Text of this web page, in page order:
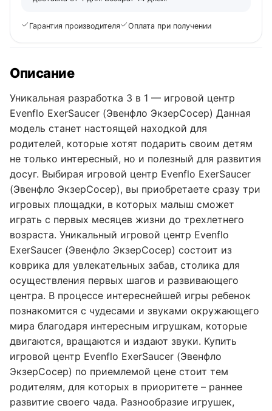
Гарантия производителя Оплата при получении
Описание
Уникальная разработка 3 в 1 — игровой центр
Evenflo ExerSaucer (Эвенфло ЭкзерСосер) Данная
модель станет настоящей находкой для
родителей, которые хотят подарить своим детям
не только интересный, но и полезный для развития
досуг. Выбирая игровой центр Evenflo ExerSaucer
(Эвенфло ЭкзерСосер), вы приобретаете сразу три
игровых площадки, в которых малыш сможет
играть с первых месяцев жизни до трехлетнего
возраста. Уникальный игровой центр Evenflo
ExerSaucer (Эвенфло ЭкзерСосер) состоит из
коврика для увлекательных забав, столика для
осуществления первых шагов и развивающего
центра. В процессе интереснейшей игры ребенок
познакомится с чудесами и звуками окружающего
мира благодаря интересным игрушкам, которые
двигаются, вращаются и издают звуки. Купить
игровой центр Evenflo ExerSaucer (Эвенфло
ЭкзерСосер) по приемлемой цене стоит тем
родителям, для которых в приоритете – раннее
развитие своего чада. Разнообразие игрушек,